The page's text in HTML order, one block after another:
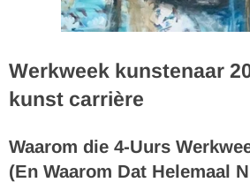
Werkweek kunstenaar
kunst carrière
Waarom die 4-Uurs
(En Waarom Dat Helemaal